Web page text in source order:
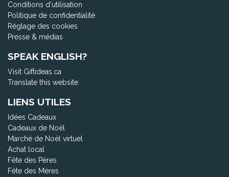
Conditions d'utilisation
Politique de confidentialité
Réglage des cookies
Presse & médias
SPEAK ENGLISH?
Visit Giftideas.ca
Translate this website
LIENS UTILES
Idées Cadeaux
Cadeaux de Noël
Marché de Noël virtuel
Achat local
Fête des Pères
Fête des Mères